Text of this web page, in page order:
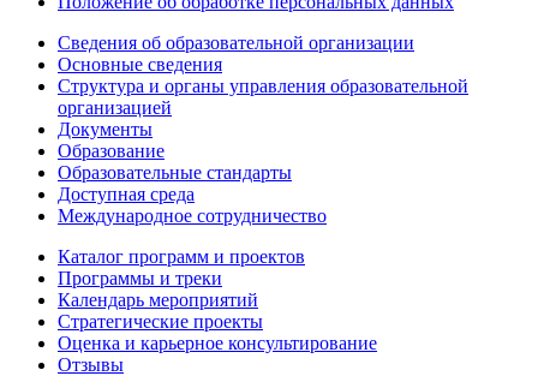
Сведения об образовательной организации
Основные сведения
Структура и органы управления образовательной
организацией
Документы
Образование
Образовательные стандарты
Доступная среда
Международное сотрудничество
Каталог программ и проектов
Программы и треки
Календарь мероприятий
Стратегические проекты
Оценка и карьерное консультирование
Отзывы